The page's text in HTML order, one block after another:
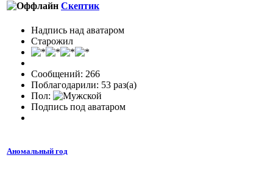
Скептик
Надпись над аватаром
Старожил
Сообщений: 266
Поблагодарили: 53 раз(а)
Пол:
Подпись под аватаром
Аномальный год